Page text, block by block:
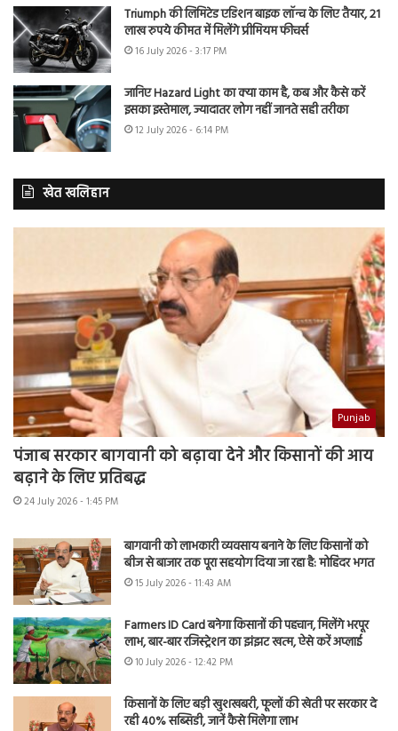
Triumph की लिमिटेड एडिशन बाइक लॉन्च के लिए तैयार, 21
लाख रुपये कीमत में मिलेंगे प्रीमियम फीचर्स
16 July 2026 - 3:17 PM
जानिए Hazard Light का क्या काम है, कब और कैसे करें
इसका इस्तेमाल, ज्यादातर लोग नहीं जानते सही तरीका
12 July 2026 - 6:14 PM
खेत खलिहान
Punjab
पंजाब सरकार बागवानी को बढ़ावा देने और किसानों की आय
बढ़ाने के लिए प्रतिबद्ध
24 July 2026 - 1:45 PM
बागवानी को लाभकारी व्यवसाय बनाने के लिए किसानों को
बीज से बाजार तक पूरा सहयोग दिया जा रहा है: मोहिंदर भगत
15 July 2026 - 11:43 AM
Farmers ID Card बनेगा किसानों की पहचान, मिलेंगे भरपूर
लाभ, बार-बार रजिस्ट्रेशन का झंझट खत्म, ऐसे करें अप्लाई
10 July 2026 - 12:42 PM
किसानों के लिए बड़ी खुशखबरी, फूलों की खेती पर सरकार दे
रही 40% सब्सिडी, जानें कैसे मिलेगा लाभ